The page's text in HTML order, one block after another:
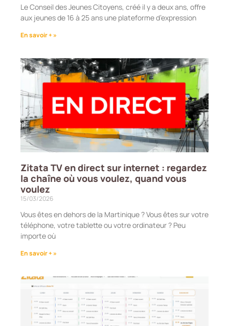
Le Conseil des Jeunes Citoyens, créé il y a deux ans, offre
aux jeunes de 16 à 25 ans une plateforme d’expression
En savoir + »
Zitata TV en direct sur internet : regardez
la chaîne où vous voulez, quand vous
voulez
15/03/2026
Vous êtes en dehors de la Martinique ? Vous êtes sur votre
téléphone, votre tablette ou votre ordinateur ? Peu
importe où
En savoir + »